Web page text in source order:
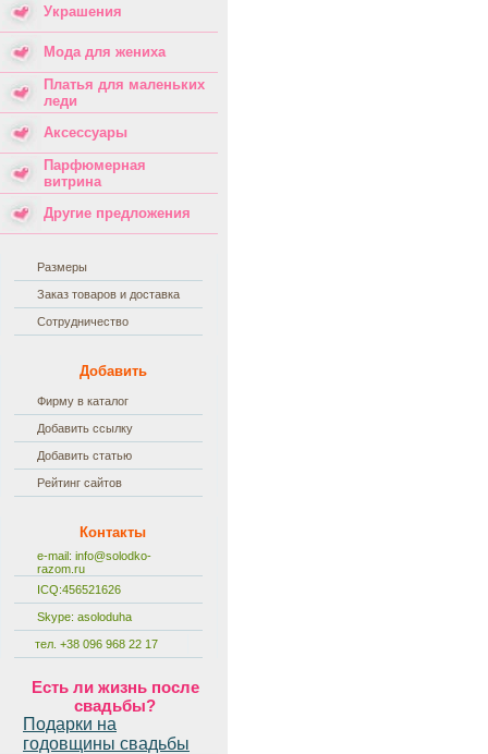
Украшения
Мода для жениха
Платья для маленьких
леди
Аксессуары
Парфюмерная
витрина
Другие предложения
Размеры
Заказ товаров и доставка
Сотрудничество
Добавить
Фирму в каталог
Добавить ссылку
Добавить статью
Рейтинг сайтов
Контакты
e-mail: info@solodko-
razom.ru
ICQ:456521626
Skype: asoloduha
тел. +38 096 968 22 17
Есть ли жизнь после
свадьбы?
Подарки на
годовщины свадьбы